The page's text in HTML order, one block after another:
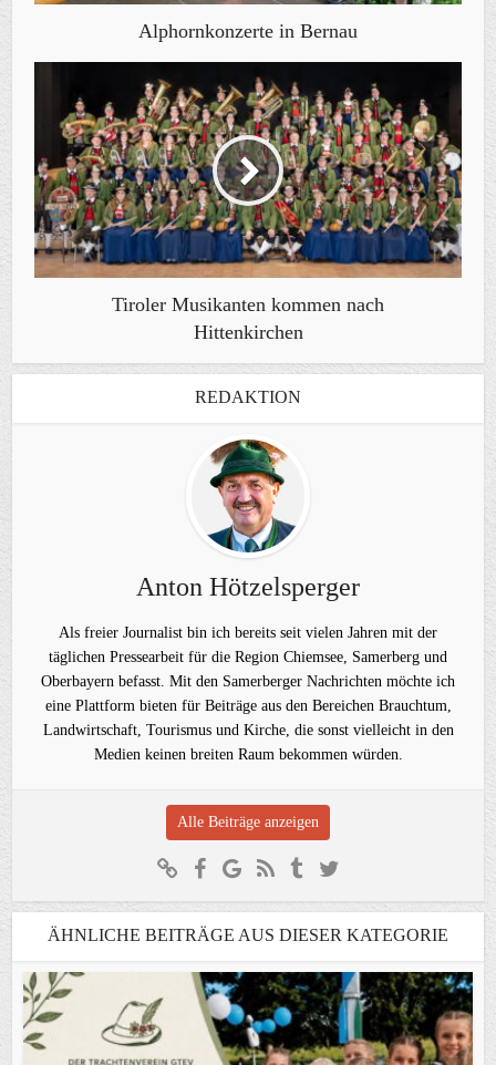
Alphornkonzerte in Bernau
Tiroler Musikanten kommen nach
Hittenkirchen
REDAKTION
Anton Hötzelsperger
Als freier Journalist bin ich bereits seit vielen Jahren mit der
täglichen Pressearbeit für die Region Chiemsee, Samerberg und
Oberbayern befasst. Mit den Samerberger Nachrichten möchte ich
eine Plattform bieten für Beiträge aus den Bereichen Brauchtum,
Landwirtschaft, Tourismus und Kirche, die sonst vielleicht in den
Medien keinen breiten Raum bekommen würden.
Alle Beiträge anzeigen
ÄHNLICHE BEITRÄGE AUS DIESER KATEGORIE